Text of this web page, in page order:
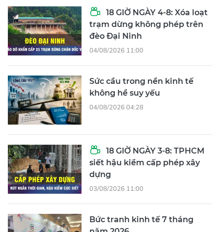
18 GIỜ NGÀY 4-8: Xóa loạt
trạm dừng không phép trên
đèo Đại Ninh
04/08/2026 11:00
Sức cầu trong nền kinh tế
không hề suy yếu
04/08/2026 04:28
18 GIỜ NGÀY 3-8: TPHCM
siết hậu kiểm cấp phép xây
dựng
03/08/2026 11:00
Bức tranh kinh tế 7 tháng